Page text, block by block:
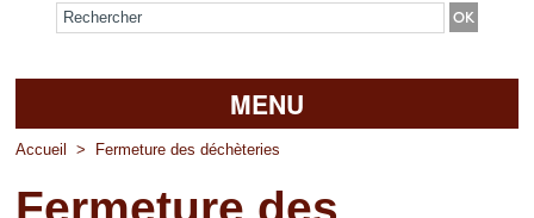
Formulaire de recherche
MENU
Accueil
La mairie
Accueil > Fermeture des déchèteries